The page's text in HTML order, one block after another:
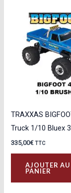
TRAXXAS
Truck 1/10 Bluex
335,00€ TTC
AJOUTER AU
PANIER